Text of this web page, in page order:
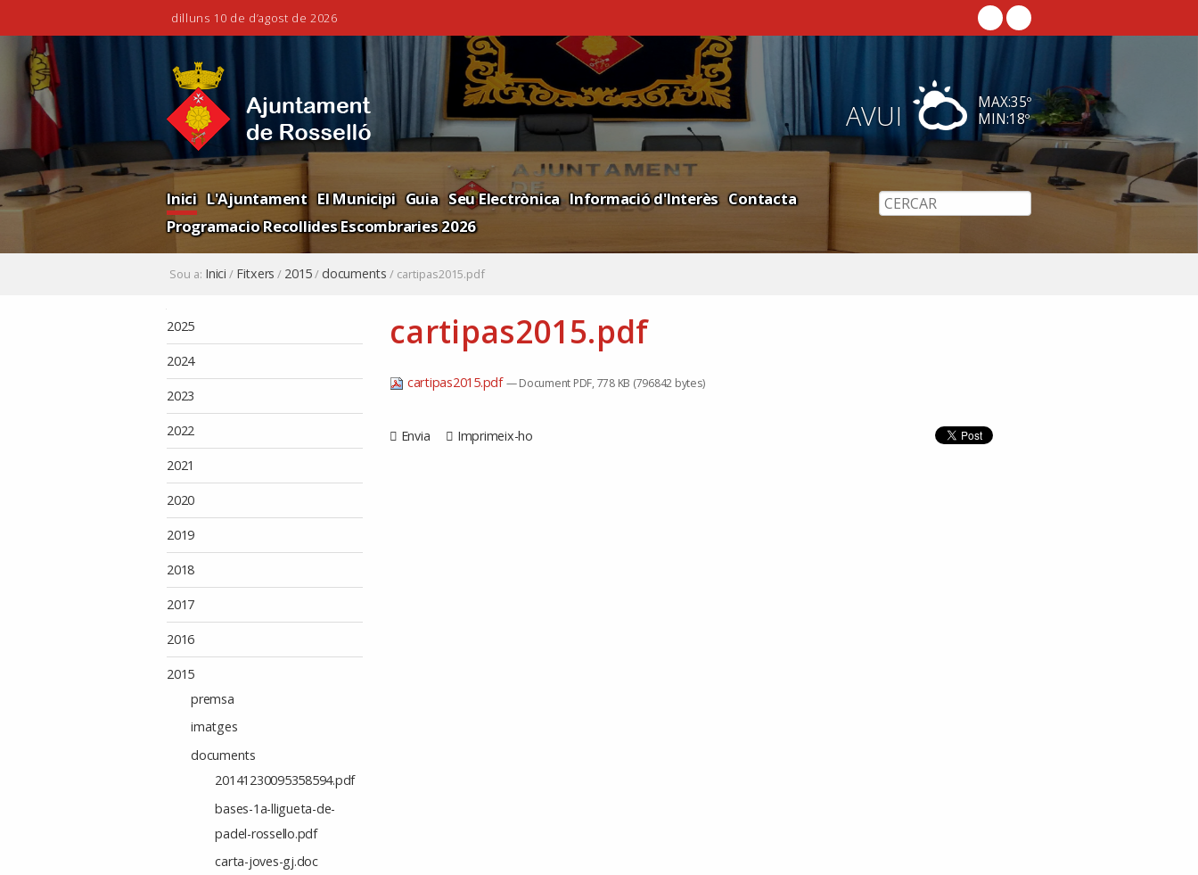
dilluns 10 de d’agost de 2026
al
contingut.
Salta
a
la
navegació
personals
AVUI MAX:35º
MIN:18º
Inici L'Ajuntament El Municipi Guia Seu Electrònica Informació d'Interès Contacta
Programacio Recollides Escombraries 2026
Sou a: Inici / Fitxers / 2015/ documents / cartipas2015.pdf
2025
2024
2023
2022
2021
2020
2019
2018
2017
2016
2015
premsa
imatges
documents
20141230095358594.pdf
bases-1a-lligueta-de-
padel-rossello.pdf
carta-joves-gj.doc
cartipas2015.pdf
cartipas2015.pdf— Document PDF, 778 KB (796842 bytes)
Envia Imprimeix-ho